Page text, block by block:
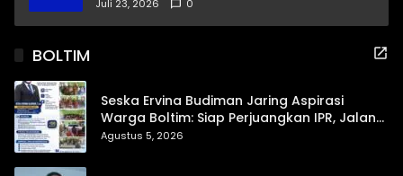
Juli 23, 2026 0
BOLTIM
Seska Ervina Budiman Jaring Aspirasi
Warga Boltim: Siap Perjuangkan IPR, Jalan
Trans, hingga Pemasaran UMKM
Agustus 5, 2026